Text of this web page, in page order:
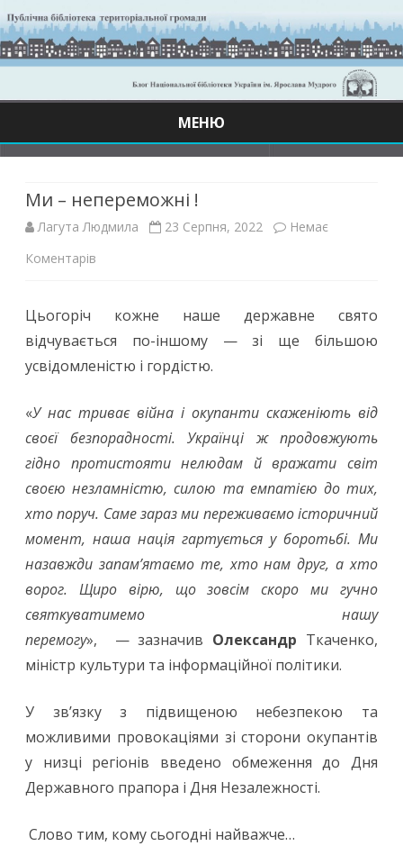
МЕНЮ
Ми – непереможні !
Лагута Людмила 23 Серпня, 2022
Немає
Коментарів
Цьогоріч кожне наше державне свято
відчувається по-іншому — зі ще більшою
усвідомленістю і гордістю.
«У нас триває війна і окупанти скаженіють від
своєї безпорадності. Українці ж продовжують
гідно протистояти нелюдам й вражати світ
своєю незламністю, силою та емпатією до тих,
хто поруч. Саме зараз ми переживаємо історичний
момент, наша нація гартується у боротьбі. Ми
назавжди запам’ятаємо те, хто нам друг, а хто
ворог. Щиро вірю, що зовсім скоро ми гучно
святкуватимемо нашу
перемогу», — зазначив Олександр Ткаченко,
міністр культури та інформаційної політики.
У зв’язку з підвищеною небезпекою та
можливими провокаціями зі сторони окупантів
у низці регіонів введено обмеження до Дня
Державного прапора і Дня Незалежності.
Слово тим, кому сьогодні найважче…